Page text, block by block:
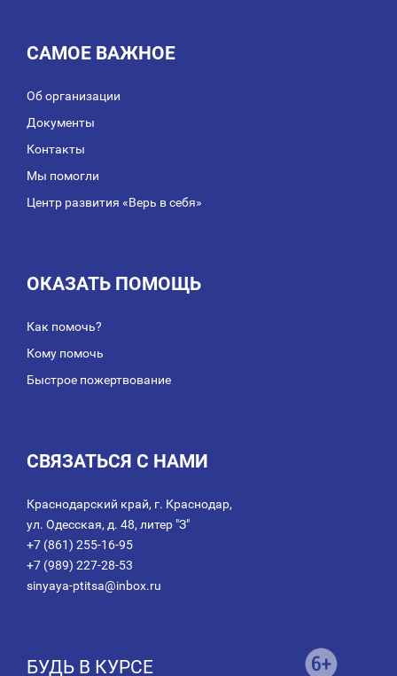
САМОЕ ВАЖНОЕ
Об организации
Документы
Контакты
Мы помогли
Центр развития «Верь в себя»
ОКАЗАТЬ ПОМОЩЬ
Как помочь?
Кому помочь
Быстрое пожертвование
СВЯЗАТЬСЯ С НАМИ
Краснодарский край, г. Краснодар,
ул. Одесская, д. 48, литер "З"
+7 (861) 255-16-95
+7 (989) 227-28-53
sinyaya-ptitsa@inbox.ru
БУДЬ В КУРСЕ